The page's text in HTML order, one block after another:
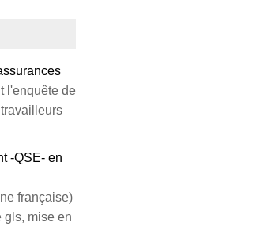
l'enquête de
-QSE- en
française)
gls, mise en